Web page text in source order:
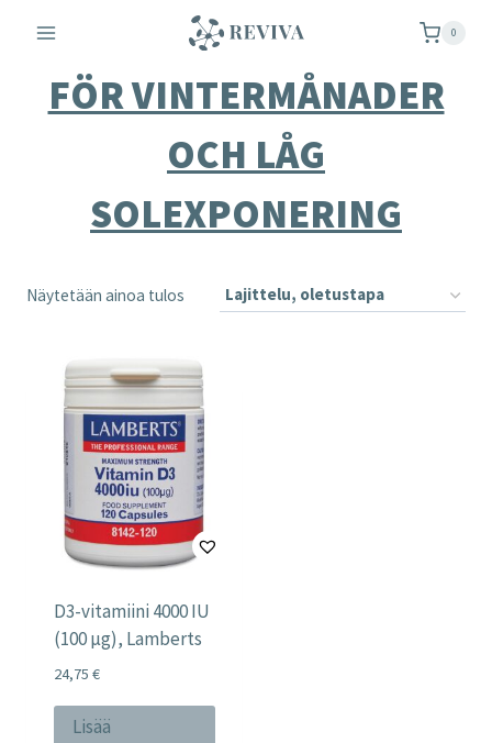
sisältöön
0
FÖR VINTERMÅNADER
OCH LÅG
SOLEXPONERING
Näytetään ainoa tulos
D3-vitamiini 4000 IU
(100 µg), Lamberts
24,75 €
Lisää